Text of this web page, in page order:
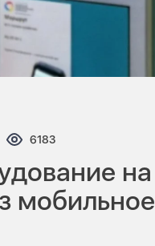
Просмотров:
6183
на
мобильное